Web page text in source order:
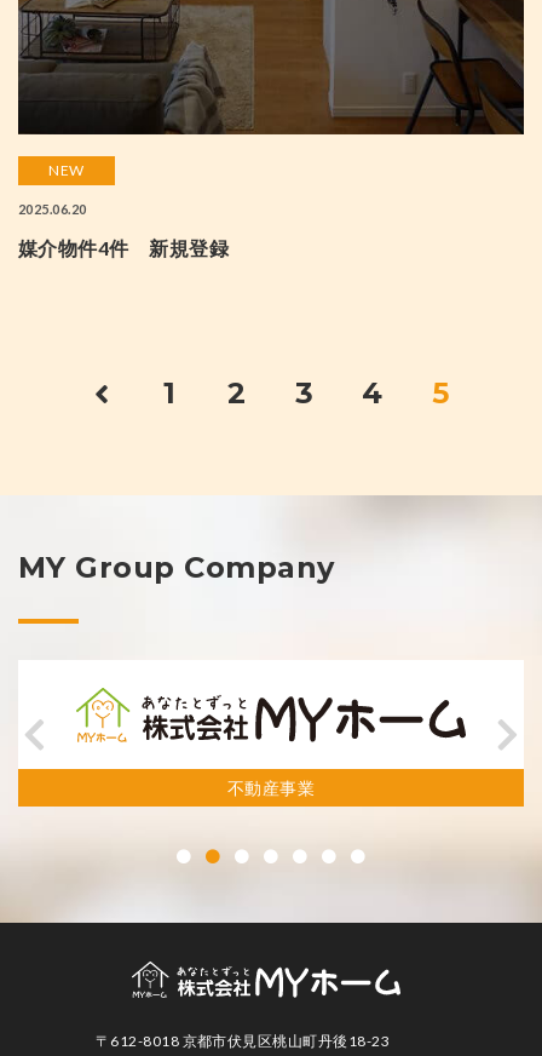
NEW
2025.06.20
媒介物件4件 新規登録
1 2 3 4 5
MY Group Company
不動産事業
〒612-8018 京都市伏見区桃山町丹後18-23